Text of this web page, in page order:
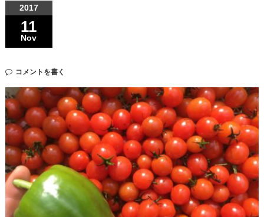
2017
11
Nov
コメントを書く